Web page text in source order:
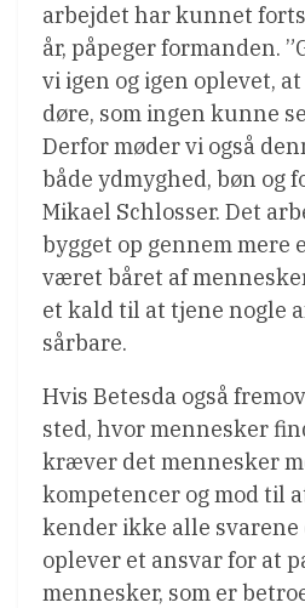
arbejdet har kunnet
år, påpeger formanden.
vi igen og igen oplevet,
døre, som ingen kunne
Derfor møder vi også
både ydmyghed, bøn og
Mikael Schlosser. Det
bygget op gennem mere
været båret af
et kald til at tjene nogle
sårbare.
Hvis Betesda også
sted, hvor mennesker
kræver det mennesker
kompetencer og mod til
kender ikke alle svarene
oplever et ansvar for at
mennesker, som er